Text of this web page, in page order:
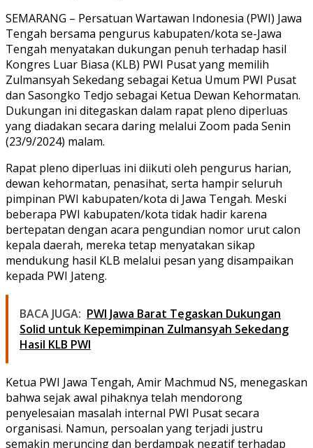
SEMARANG – Persatuan Wartawan Indonesia (PWI) Jawa
Tengah bersama pengurus kabupaten/kota se-Jawa
Tengah menyatakan dukungan penuh terhadap hasil
Kongres Luar Biasa (KLB) PWI Pusat yang memilih
Zulmansyah Sekedang sebagai Ketua Umum PWI Pusat
dan Sasongko Tedjo sebagai Ketua Dewan Kehormatan.
Dukungan ini ditegaskan dalam rapat pleno diperluas
yang diadakan secara daring melalui Zoom pada Senin
(23/9/2024) malam.
Rapat pleno diperluas ini diikuti oleh pengurus harian,
dewan kehormatan, penasihat, serta hampir seluruh
pimpinan PWI kabupaten/kota di Jawa Tengah. Meski
beberapa PWI kabupaten/kota tidak hadir karena
bertepatan dengan acara pengundian nomor urut calon
kepala daerah, mereka tetap menyatakan sikap
mendukung hasil KLB melalui pesan yang disampaikan
kepada PWI Jateng.
BACA JUGA: PWI Jawa Barat Tegaskan Dukungan
Solid untuk Kepemimpinan Zulmansyah Sekedang
Hasil KLB PWI
Ketua PWI Jawa Tengah, Amir Machmud NS, menegaskan
bahwa sejak awal pihaknya telah mendorong
penyelesaian masalah internal PWI Pusat secara
organisasi. Namun, persoalan yang terjadi justru
semakin meruncing dan berdampak negatif terhadap